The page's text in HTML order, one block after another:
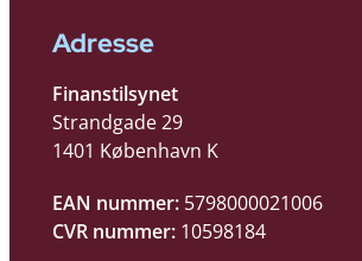
Adresse
Finanstilsynet
Strandgade 29
1401 København K
EAN nummer: 5798000021006
CVR nummer: 10598184